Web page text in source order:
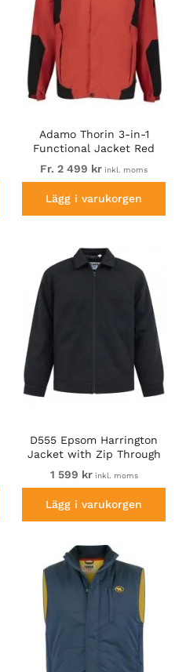
Adamo Thorin 3-in-1
Functional Jacket Red
Fr. 2 499 kr inkl. moms
Lägg i varukorgen
D555 Epsom Harrington
Jacket with Zip Through
Collared Melton Black
1 599 krinkl. moms
Lägg i varukorgen